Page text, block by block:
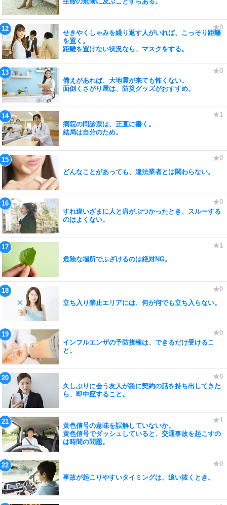
せきやくしゃみを繰り返す人がいれば、こっそり距離
を置く。
距離を置けない状況なら、マスクをする。
備えがあれば、大地震が来ても怖くない。
面倒くさがり屋は、防災グッズがおすすめ。
病院の問診票は、正直に書く。
結局は自分のため。
どんなことがあっても、違法業者とは関わらない。
すれ違いざまに人と肩がぶつかったとき、スルーする
のはよくない。
危険な場所でふざけるのは絶対NG。
立ち入り禁止エリアには、何が何でも立ち入らない。
インフルエンザの予防接種は、できるだけ受けるこ
と。
久しぶりに会う友人が急に契約の話を持ち出してきた
ら、即中座すること。
黄色信号の意味を誤解していないか。
黄色信号でダッシュしていると、交通事故を起こすの
は時間の問題。
事故が起こりやすいタイミングは、追い抜くとき。